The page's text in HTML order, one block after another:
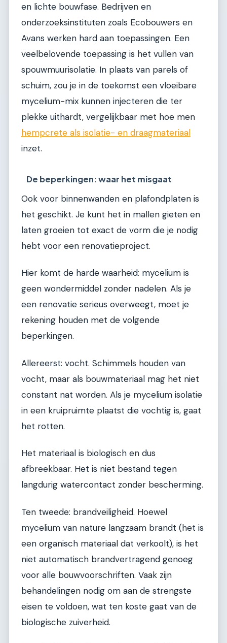
en lichte bouwfase. Bedrijven en
onderzoeksinstituten zoals Ecobouwers en
Avans werken hard aan toepassingen. Een
veelbelovende toepassing is het vullen van
spouwmuurisolatie. In plaats van parels of
schuim, zou je in de toekomst een vloeibare
mycelium-mix kunnen injecteren die ter
plekke uithardt, vergelijkbaar met hoe men
hempcrete als isolatie- en draagmateriaal
inzet.
De beperkingen: waar het misgaat
Ook voor binnenwanden en plafondplaten is
het geschikt. Je kunt het in mallen gieten en
laten groeien tot exact de vorm die je nodig
hebt voor een renovatieproject.
Hier komt de harde waarheid: mycelium is
geen wondermiddel zonder nadelen. Als je
een renovatie serieus overweegt, moet je
rekening houden met de volgende
beperkingen.
Allereerst: vocht. Schimmels houden van
vocht, maar als bouwmateriaal mag het niet
constant nat worden. Als je mycelium isolatie
in een kruipruimte plaatst die vochtig is, gaat
het rotten.
Het materiaal is biologisch en dus
afbreekbaar. Het is niet bestand tegen
langdurig watercontact zonder bescherming.
Ten tweede: brandveiligheid. Hoewel
mycelium van nature langzaam brandt (het is
een organisch materiaal dat verkoolt), is het
niet automatisch brandvertragend genoeg
voor alle bouwvoorschriften. Vaak zijn
behandelingen nodig om aan de strengste
eisen te voldoen, wat ten koste gaat van de
biologische zuiverheid.